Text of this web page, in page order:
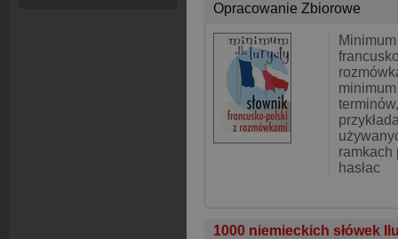
Opracowanie Zbiorowe
ramkach
hasłac
1000 niemieckich słówek